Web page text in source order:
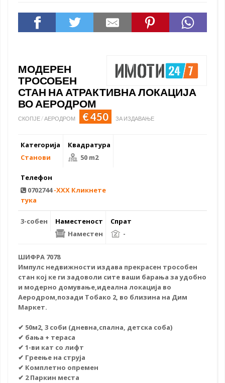
МОДЕРЕН
ТРОСОБЕН
СТАН НА АТРАКТИВНА ЛОКАЦИЈА
ВО АЕРОДРОМ
СКОПЈЕ / АЕРОДРОМ € 450 ЗА ИЗДАВАЊЕ
Категорија
Станови
Квадратура
50 m2
Телефон
0702744-XXX Кликнете
тука
3-собен
Наместеност
Наместен
Спрат
-
ШИФРА 7078
Импулс недвижности издава прекрасен трособен
стан кој ке ги задоволи сите ваши барања за удобно
и модерно домување,идеална локација во
Аеродром,позади Тобако 2, во близина на Дим
Маркет.
✔ 50м2, 3 соби (дневна,спална, детска соба)
✔ бања + тераса
✔ 1-ви кат со лифт
✔ Греење на струја
✔ Комплетно опремен
✔ 2 Паркин места